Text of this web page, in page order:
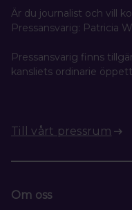
Är du journalist och vill
Pressansvarig: Patricia
Pressansvarig finns
kansliets ordinarie
Till vårt pressrum
Om oss